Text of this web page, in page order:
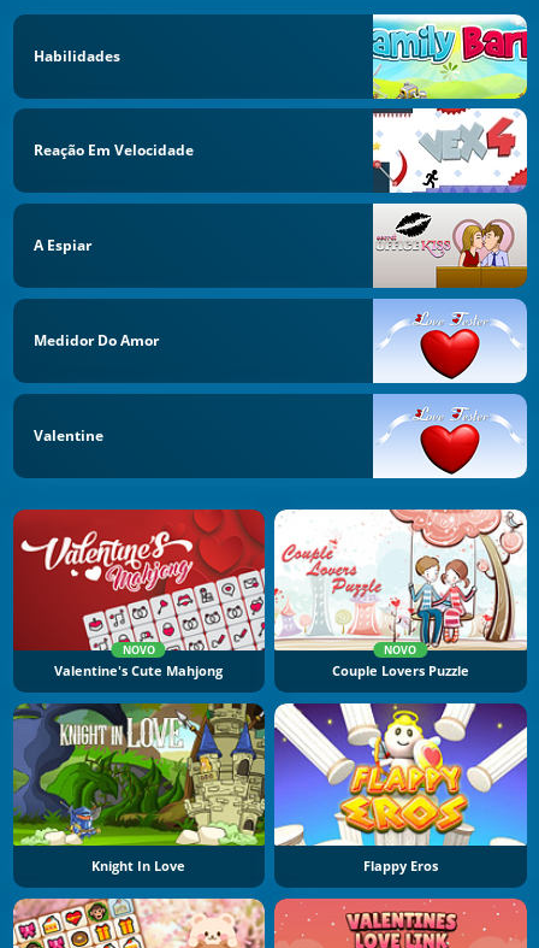
Habilidades
Reação Em Velocidade
A Espiar
Medidor Do Amor
Valentine
NOVO
Valentine's Cute Mahjong
NOVO
Couple Lovers Puzzle
Knight In Love Flappy Eros